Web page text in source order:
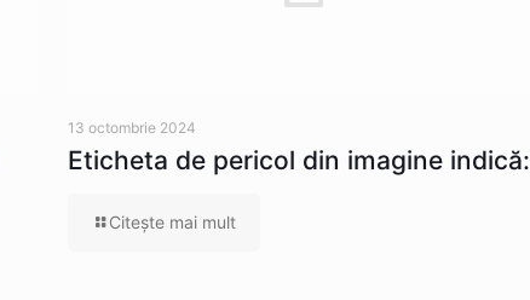
13 octombrie 2024
Eticheta de pericol din imagine indică:
Citeşte mai mult